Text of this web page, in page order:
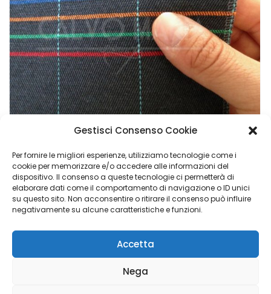
Gestisci Consenso Cookie
Per fornire le migliori esperienze, utilizziamo tecnologie come i
cookie per memorizzare e/o accedere alle informazioni del
dispositivo. Il consenso a queste tecnologie ci permetterà di
elaborare dati come il comportamento di navigazione o ID unici
su questo sito. Non acconsentire o ritirare il consenso può influire
negativamente su alcune caratteristiche e funzioni.
Accetta
Nega
26,90€
Calvo Maria Group di Napoli Elisabetta - P.I. 02048840769 |
Copyright © 2023 Luigi Adinolfi ADV &